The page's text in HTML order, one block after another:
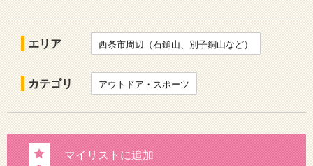
エリア 西条市周辺（石鎚山、別子銅山など）
カテゴリ アウトドア・スポーツ